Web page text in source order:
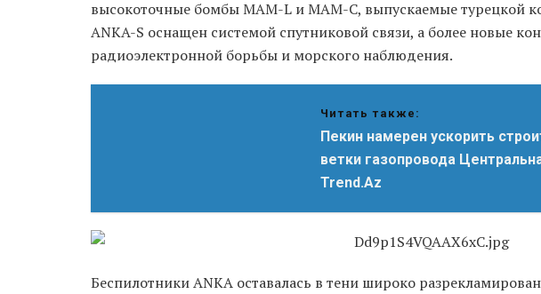
высокоточные бомбы MAM-L и MAM-C, выпускаемые турецкой
ANKA-S оснащен системой спутниковой связи, а более новые
радиоэлектронной борьбы и морского наблюдения.
Читать также:
Пекин намерен ускорить
ветки газопровода
Trend.Az
Беспилотники ANKA оставалась в тени широко